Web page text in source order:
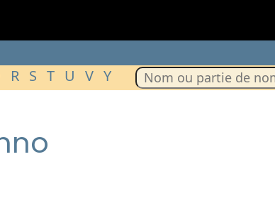
R S T U V Y